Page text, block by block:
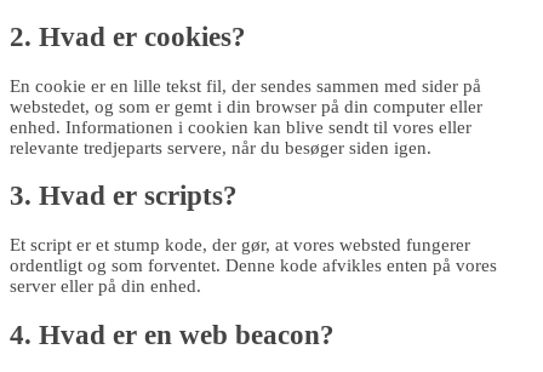
2. Hvad er cookies?
En cookie er en lille tekst fil, der sendes sammen med sider på
webstedet, og som er gemt i din browser på din computer eller
enhed. Informationen i cookien kan blive sendt til vores eller
relevante tredjeparts servere, når du besøger siden igen.
3. Hvad er scripts?
Et script er et stump kode, der gør, at vores websted fungerer
ordentligt og som forventet. Denne kode afvikles enten på vores
server eller på din enhed.
4. Hvad er en web beacon?